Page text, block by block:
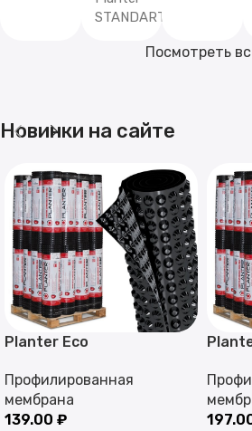
STANDART
Посмотреть
Новинки на сайте
Planter Eco
Профилированная
мембрана
139.00 ₽